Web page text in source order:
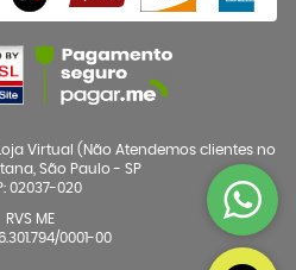
Virtual (Não Atendemos clientes no
São Paulo - SP
02037-020
RVS ME
0001-00